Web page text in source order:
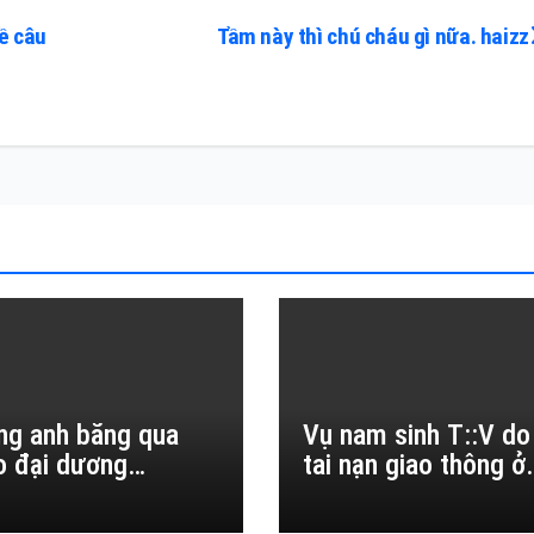
Tầm này thì chú cháu gì nữa. haizz
câu
anh băng qua
đại dương…
Vụ nam sinh T::V do
tai nạn giao thông ở